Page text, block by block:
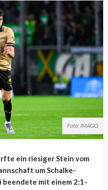
Foto: IMAGO
ein riesiger Stein vom
um Schalke-
beendete mit einem 2:1-